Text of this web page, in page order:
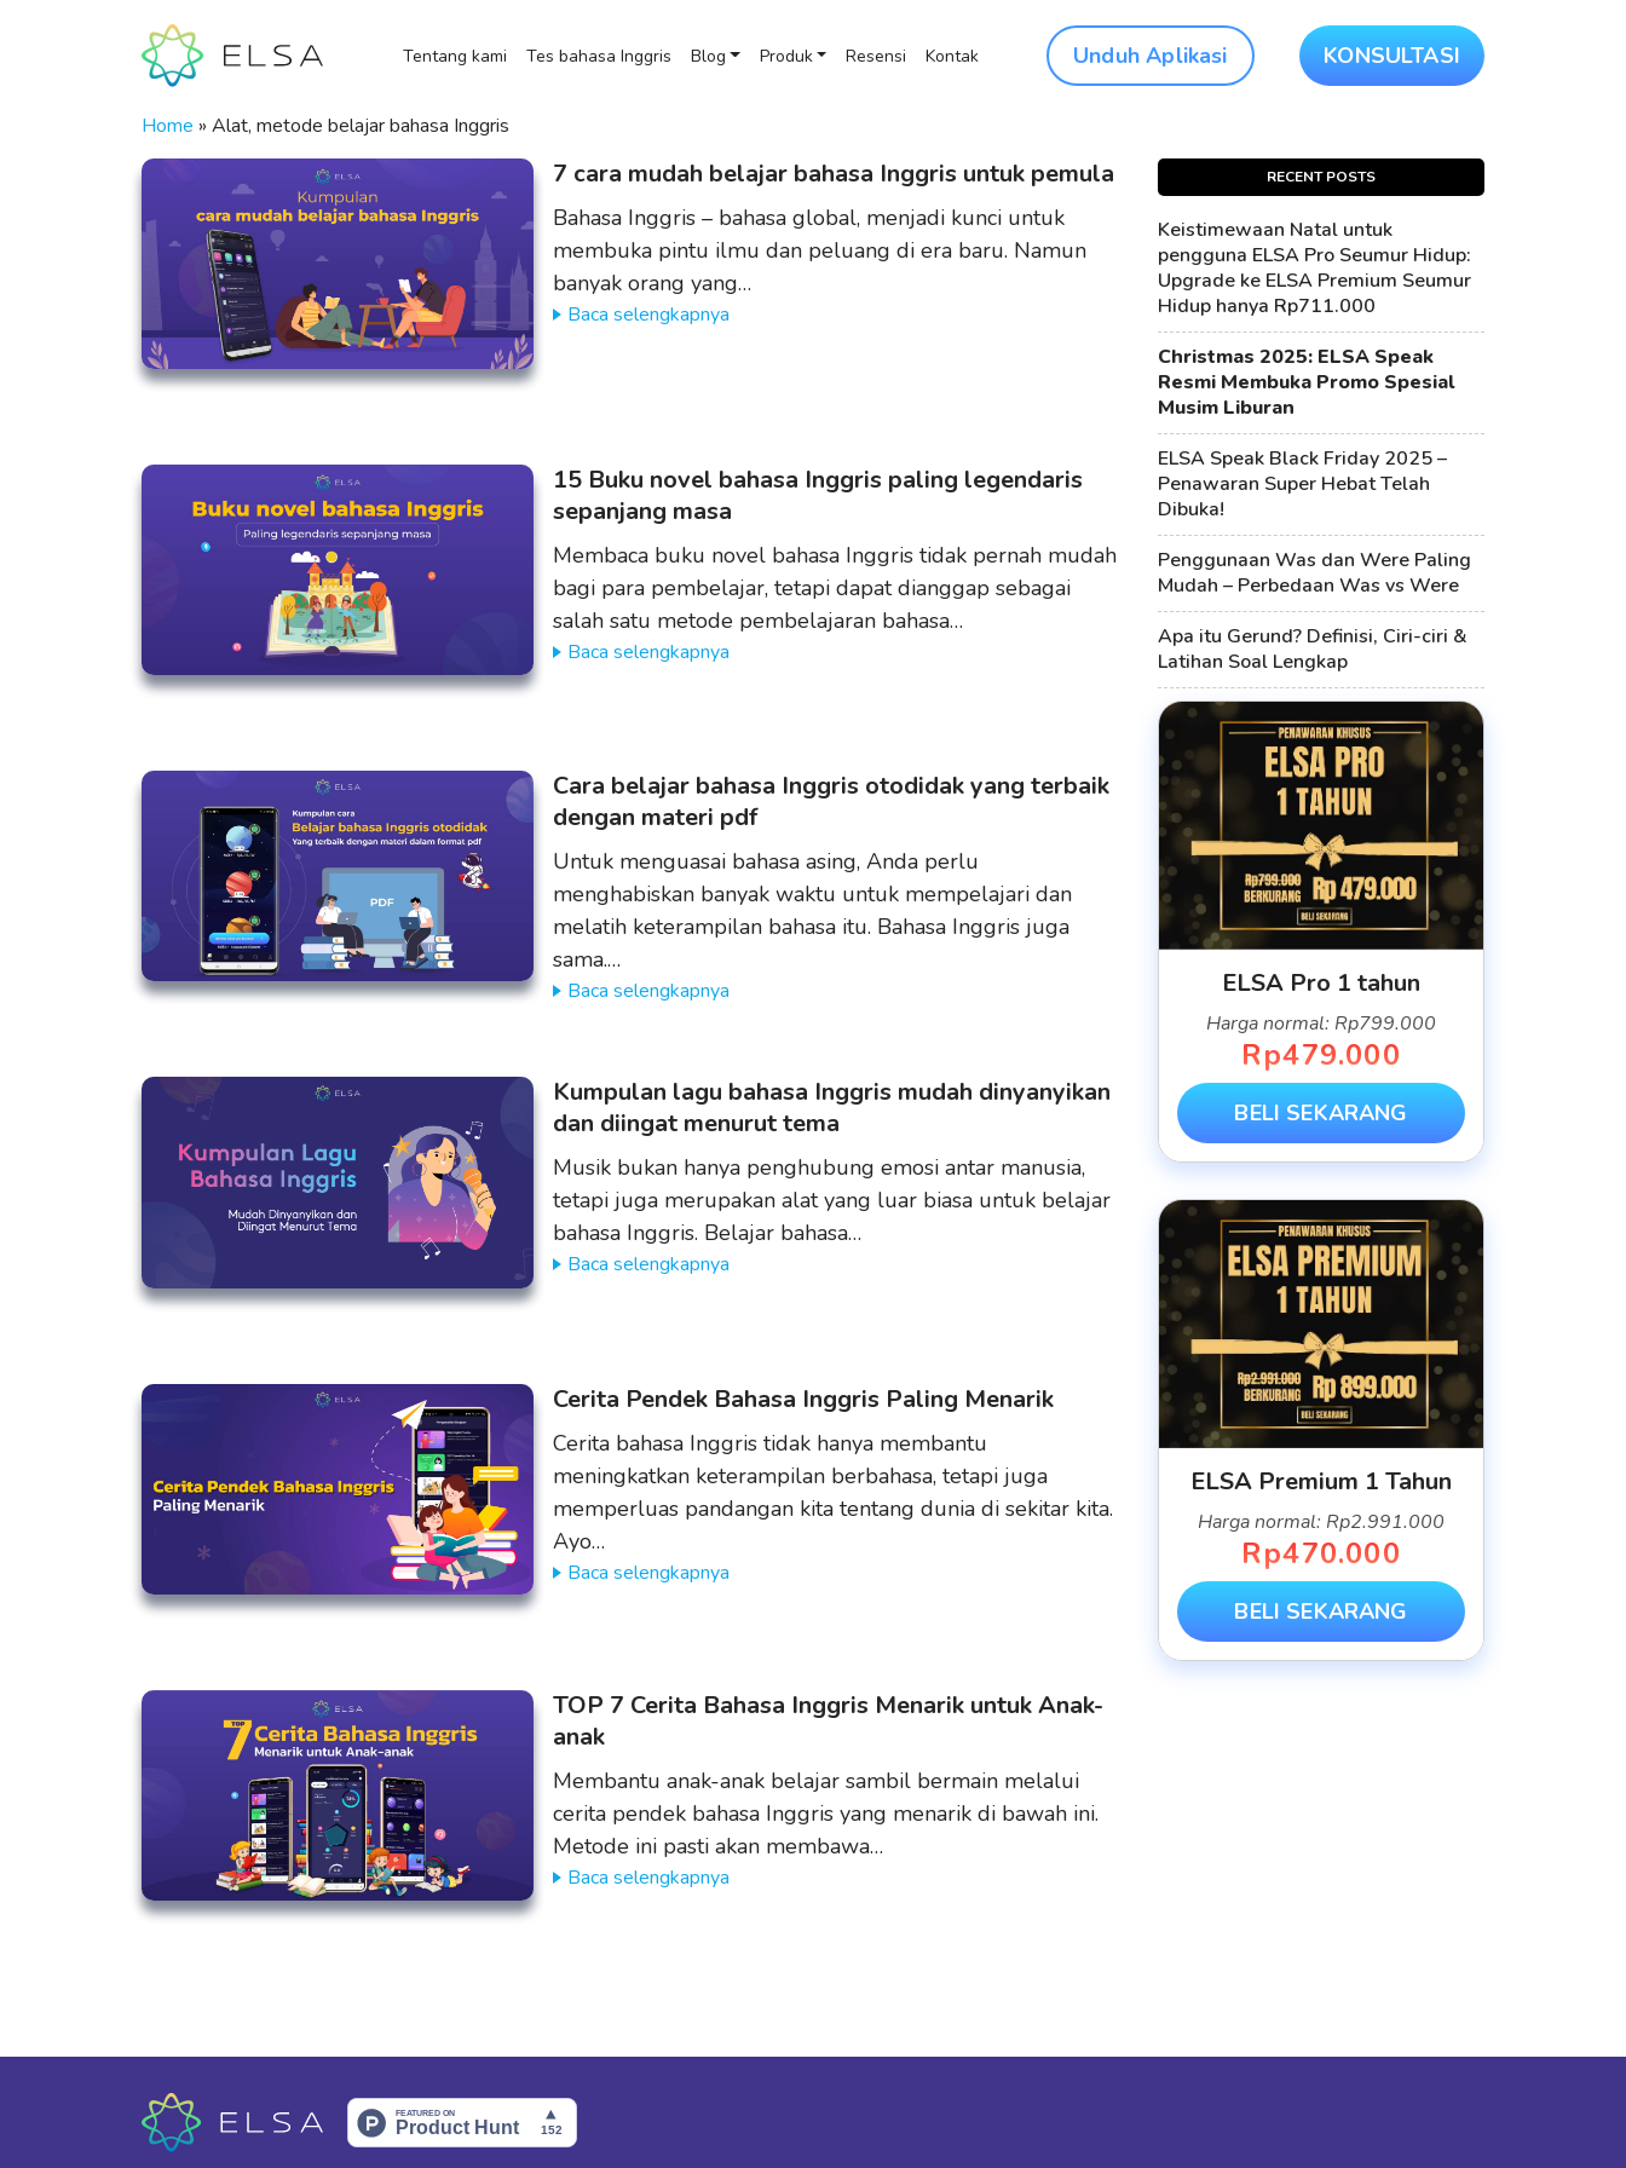
Tentang kami Tes bahasa Inggris Blog Produk Resensi Kontak Unduh Aplikasi KONSULTASI
Home » Alat, metode belajar bahasa Inggris
7 cara mudah belajar bahasa Inggris untuk pemula
Bahasa Inggris – bahasa global, menjadi kunci untuk
membuka pintu ilmu dan peluang di era baru. Namun
banyak orang yang…
Baca selengkapnya
15 Buku novel bahasa Inggris paling legendaris
sepanjang masa
Membaca buku novel bahasa Inggris tidak pernah mudah
bagi para pembelajar, tetapi dapat dianggap sebagai
salah satu metode pembelajaran bahasa…
Baca selengkapnya
Cara belajar bahasa Inggris otodidak yang terbaik
dengan materi pdf
Untuk menguasai bahasa asing, Anda perlu
menghabiskan banyak waktu untuk mempelajari dan
melatih keterampilan bahasa itu. Bahasa Inggris juga
sama.…
Baca selengkapnya
Kumpulan lagu bahasa Inggris mudah dinyanyikan
dan diingat menurut tema
Musik bukan hanya penghubung emosi antar manusia,
tetapi juga merupakan alat yang luar biasa untuk belajar
bahasa Inggris. Belajar bahasa…
Baca selengkapnya
Cerita Pendek Bahasa Inggris Paling Menarik
Cerita bahasa Inggris tidak hanya membantu
meningkatkan keterampilan berbahasa, tetapi juga
memperluas pandangan kita tentang dunia di sekitar kita.
Ayo…
Baca selengkapnya
TOP 7 Cerita Bahasa Inggris Menarik untuk Anak-
anak
Membantu anak-anak belajar sambil bermain melalui
cerita pendek bahasa Inggris yang menarik di bawah ini.
Metode ini pasti akan membawa…
Baca selengkapnya
RECENT POSTS
Keistimewaan Natal untuk
pengguna ELSA Pro Seumur Hidup:
Upgrade ke ELSA Premium Seumur
Hidup hanya Rp711.000
Christmas 2025: ELSA Speak
Resmi Membuka Promo Spesial
Musim Liburan
ELSA Speak Black Friday 2025 –
Penawaran Super Hebat Telah
Dibuka!
Penggunaan Was dan Were Paling
Mudah – Perbedaan Was vs Were
Apa itu Gerund? Definisi, Ciri-ciri &
Latihan Soal Lengkap
ELSA Pro 1 tahun
Harga normal: Rp799.000
Rp479.000
BELI SEKARANG
ELSA Premium 1 Tahun
Harga normal: Rp2.991.000
Rp470.000
BELI SEKARANG